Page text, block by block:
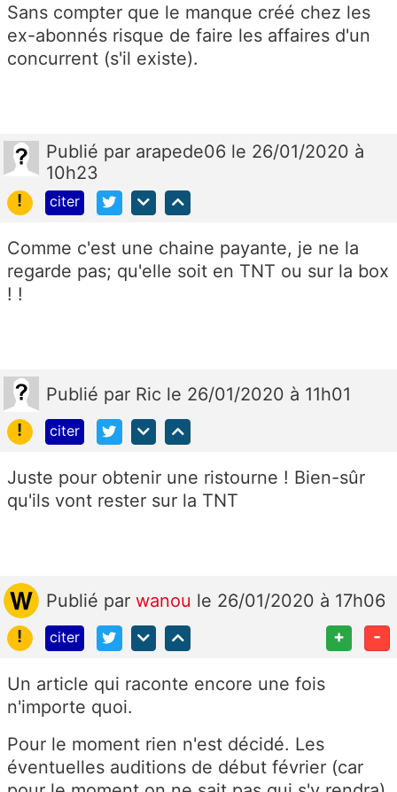
Sans compter que le manque créé chez les
ex-abonnés risque de faire les affaires d'un
concurrent (s'il existe).
Publié par arapede06 le 26/01/2020 à
10h23
!
citer
Comme c'est une chaine payante, je ne la
regarde pas; qu'elle soit en TNT ou sur la box
! !
Publié par Ric le 26/01/2020 à 11h01
!
citer
Juste pour obtenir une ristourne ! Bien-sûr
qu'ils vont rester sur la TNT
Publié par wanou le 26/01/2020 à 17h06
!
citer + -
Un article qui raconte encore une fois
n'importe quoi.
Pour le moment rien n'est décidé. Les
éventuelles auditions de début février (car